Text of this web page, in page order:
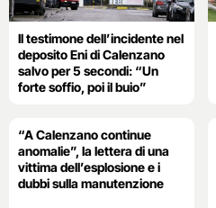
Il testimone dell’incidente nel
deposito Eni di Calenzano
salvo per 5 secondi: “Un
forte soffio, poi il buio”
“A Calenzano continue
anomalie”, la lettera di una
vittima dell’esplosione e i
dubbi sulla manutenzione